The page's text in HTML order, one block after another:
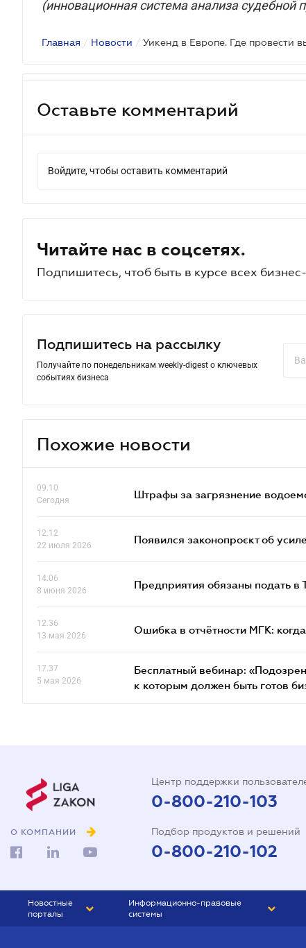
(инновационная система анализа судебной
Главная / Новости / Уикенд в Европе. Где провести
Оставьте комментарий
Войдите, чтобы оставить комментарий
Читайте нас в соцсетях.
Подпишитесь, чтоб быть в курсе всех
Подпишитесь на рассылку
Получайте по понедельникам weekly-digest о ключевых
событиях бизнеса
Похожие новости
09.10
Сегодня
Штрафы за загрязнение
12.12
22 июля 2026
Появился законопроєкт об
14.06
8 июня 2026
Предприятия обязаны подать
12.36
13 мая 2026
Ошибка в отчётности МГК:
17.37
5 мая 2026
Бесплатный вебинар:
к которым должен быть готов
О КОМПАНИИ
Центр поддержки
0-800-210-103
Подбор продуктов и решений
0-800-210-102
Новостные
порталы
Информационно-правовые
системы